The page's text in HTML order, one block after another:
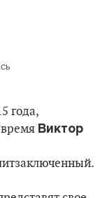
года,
Виктор